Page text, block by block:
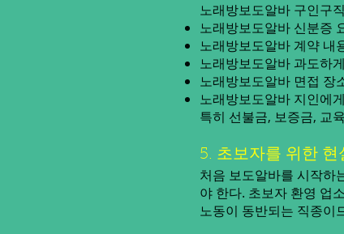
노래방보도알바 구인구
노래방보도알바 신분증
노래방보도알바 계약 내
노래방보도알바 과도하
노래방보도알바 면접 장
노래방보도알바 지인에
특히 선불금, 보증금, 교
5. 초보자를 위한 현
처음 보도알바를 시작하
야 한다. 초보자 환영 업
노동이 동반되는 직종이